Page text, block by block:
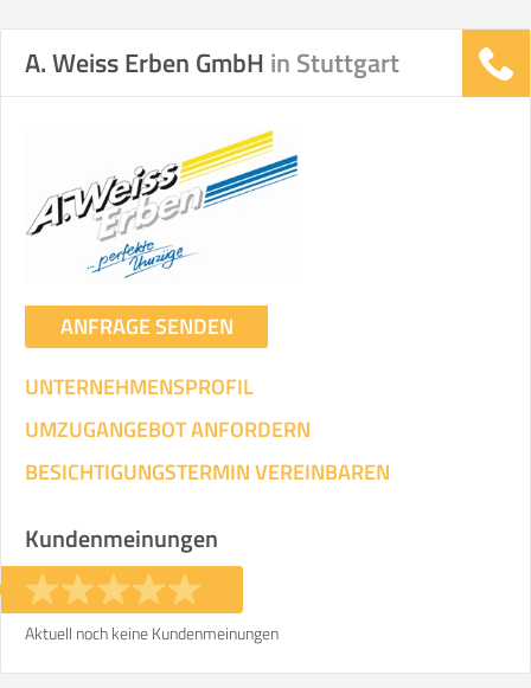
A. Weiss Erben GmbH in Stuttgart
ANFRAGE SENDEN
UNTERNEHMENSPROFIL
UMZUGANGEBOT ANFORDERN
BESICHTIGUNGSTERMIN VEREINBAREN
Kundenmeinungen
Aktuell noch keine Kundenmeinungen